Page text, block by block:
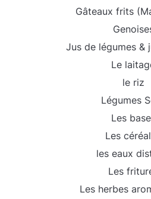
Gâteaux frits
Jus de légumes &
Le
le riz
Légumes
Les
Les
les eaux
Les
Les herbes